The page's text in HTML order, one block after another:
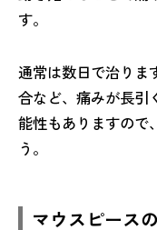
す。
通常は数日で治りま
合など、痛みが長引
能性もありますので
う。
マウスピース